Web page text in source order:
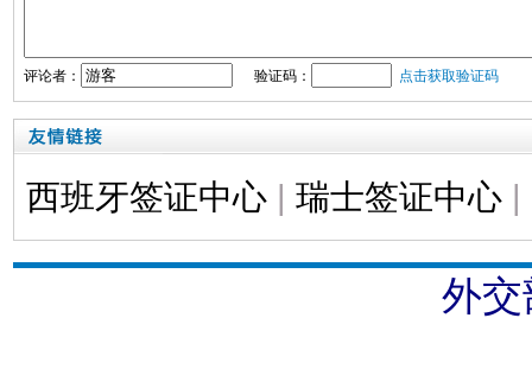
评论者： 验证码： 点击获取验证码
西班牙签证中心 | 瑞士签证中心 |
外